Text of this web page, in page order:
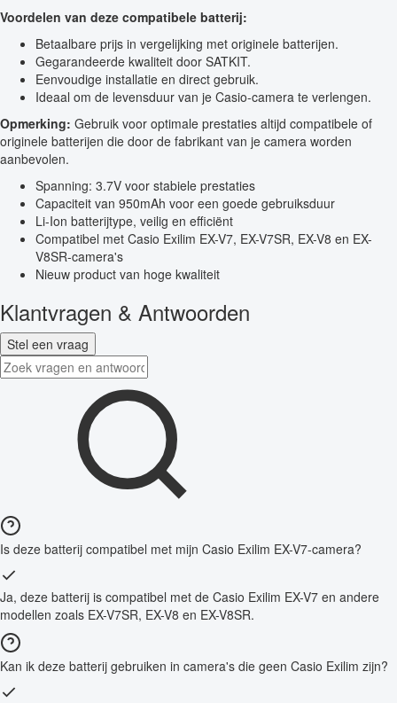
Voordelen van deze compatibele batterij:
Betaalbare prijs in vergelijking met originele batterijen.
Gegarandeerde kwaliteit door SATKIT.
Eenvoudige installatie en direct gebruik.
Ideaal om de levensduur van je Casio-camera te verlengen.
Opmerking: Gebruik voor optimale prestaties altijd compatibele of
originele batterijen die door de fabrikant van je camera worden
aanbevolen.
Spanning: 3.7V voor stabiele prestaties
Capaciteit van 950mAh voor een goede gebruiksduur
Li-Ion batterijtype, veilig en efficiënt
Compatibel met Casio Exilim EX-V7, EX-V7SR, EX-V8 en EX-
V8SR-camera's
Nieuw product van hoge kwaliteit
Klantvragen & Antwoorden
Stel een vraag
Is deze batterij compatibel met mijn Casio Exilim EX-V7-camera?
Ja, deze batterij is compatibel met de Casio Exilim EX-V7 en andere
modellen zoals EX-V7SR, EX-V8 en EX-V8SR.
Kan ik deze batterij gebruiken in camera's die geen Casio Exilim zijn?